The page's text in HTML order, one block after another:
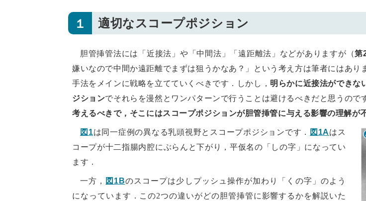
１ 適切なスコープポジション
胆管挿管法には「近接法」や「中間法」「遠距離法」などがありますが（第
嫌いなので中間か遠距離でまずは狙うかなあ？」という考え方は筆者にはあ
手法をメインに戦略を立てていくべきです．しかし， 明らかに近接法ができな
ジションでそれらを漫然とワンパターンで行うことは避けるべきだと思うので
考えるべきで，そこにはスコープポジションが胆管挿管に与える影響の理解が
図1は同一症例の異なる乳頭視野とスコープポジションです． 図1Aはス
コープが十二指腸内腔にぶらんと下がり，平仮名の「しの字」になってい
ます．
一方， 図1Bのスコープは少しプッシュ操作が加わり「くの字」のよう
になっています．この2つの違いがどの胆管挿管に影響するかを解説いた